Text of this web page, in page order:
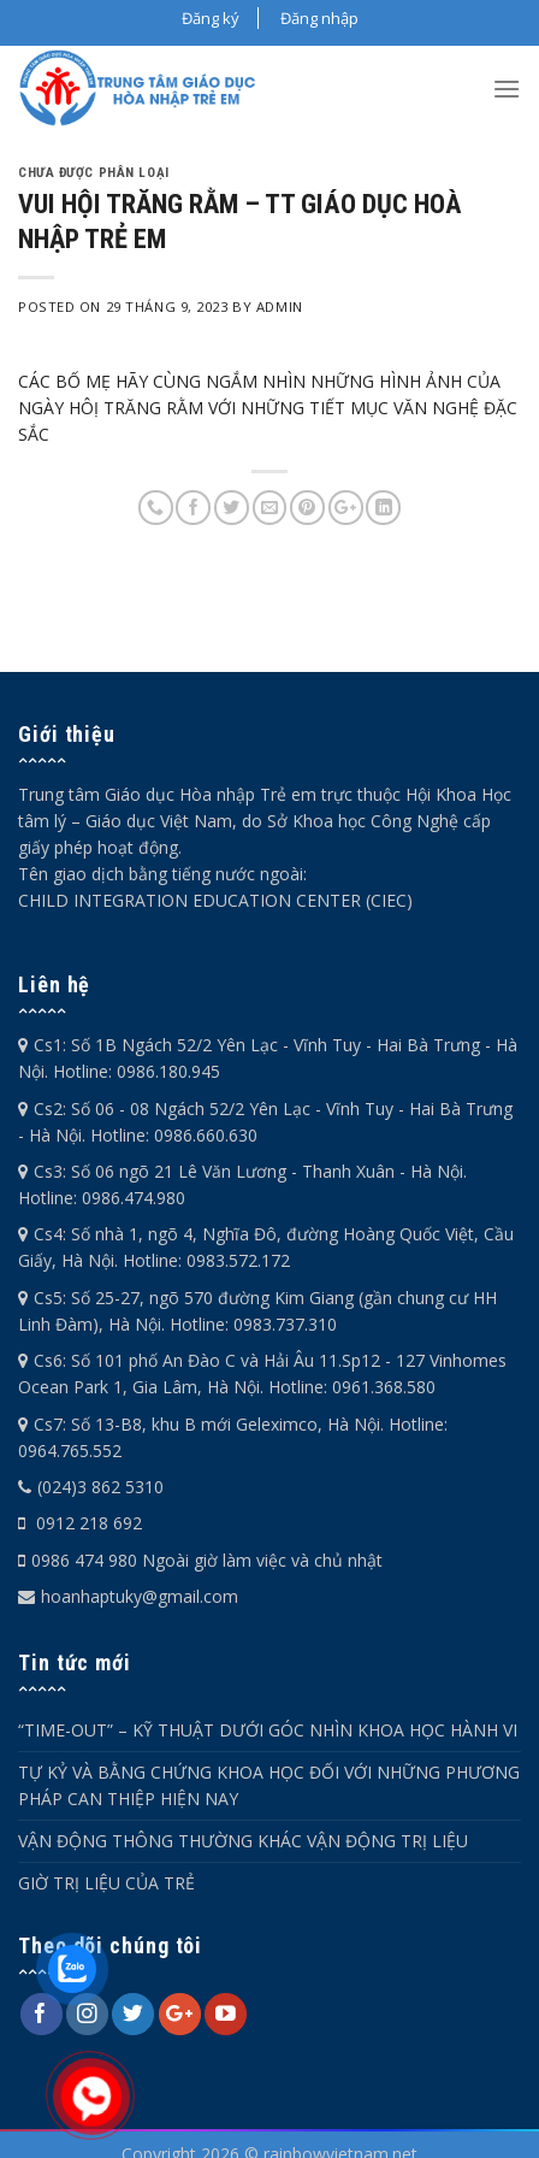
to
content
Đăng ký Đăng nhập
CHƯA ĐƯỢC PHÂN LOẠI
VUI HỘI TRĂNG RẰM – TT GIÁO DỤC HOÀ
NHẬP TRẺ EM
POSTED ON 29 THÁNG 9, 2023 BY ADMIN
CÁC BỐ MẸ HÃY CÙNG NGẮM NHÌN NHỮNG HÌNH ẢNH CỦA
NGÀY HÔỊ TRĂNG RẰM VỚI NHỮNG TIẾT MỤC VĂN NGHỆ ĐẶC
SẮC
Giới thiệu
Trung tâm Giáo dục Hòa nhập Trẻ em trực thuộc Hội Khoa Học
tâm lý – Giáo dục Việt Nam, do Sở Khoa học Công Nghệ cấp
giấy phép hoạt động.
Tên giao dịch bằng tiếng nước ngoài:
CHILD INTEGRATION EDUCATION CENTER (CIEC)
Liên hệ
Cs1: Số 1B Ngách 52/2 Yên Lạc - Vĩnh Tuy - Hai Bà Trưng - Hà
Nội. Hotline: 0986.180.945
Cs2: Số 06 - 08 Ngách 52/2 Yên Lạc - Vĩnh Tuy - Hai Bà Trưng
- Hà Nội. Hotline: 0986.660.630
Cs3: Số 06 ngõ 21 Lê Văn Lương - Thanh Xuân - Hà Nội.
Hotline: 0986.474.980
Cs4: Số nhà 1, ngõ 4, Nghĩa Đô, đường Hoàng Quốc Việt, Cầu
Giấy, Hà Nội. Hotline: 0983.572.172
Cs5: Số 25-27, ngõ 570 đường Kim Giang (gần chung cư HH
Linh Đàm), Hà Nội. Hotline: 0983.737.310
Cs6: Số 101 phố An Đào C và Hải Âu 11.Sp12 - 127 Vinhomes
Ocean Park 1, Gia Lâm, Hà Nội. Hotline: 0961.368.580
Cs7: Số 13-B8, khu B mới Geleximco, Hà Nội. Hotline:
0964.765.552
(024)3 862 5310
0912 218 692
0986 474 980 Ngoài giờ làm việc và chủ nhật
hoanhaptuky@gmail.com
Tin tức mới
“TIME-OUT” – KỸ THUẬT DƯỚI GÓC NHÌN KHOA HỌC HÀNH VI
TỰ KỶ VÀ BẰNG CHỨNG KHOA HỌC ĐỐI VỚI NHỮNG PHƯƠNG
PHÁP CAN THIỆP HIỆN NAY
VẬN ĐỘNG THÔNG THƯỜNG KHÁC VẬN ĐỘNG TRỊ LIỆU
GIỜ TRỊ LIỆU CỦA TRẺ
Theo dõi chúng tôi
Copyright 2026 © rainbowvietnam.net